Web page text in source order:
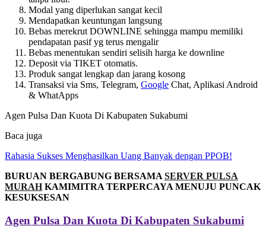
Modal yang diperlukan sangat kecil
Mendapatkan keuntungan langsung
Bebas merekrut DOWNLINE sehingga mampu memiliki
pendapatan pasif yg terus mengalir
Bebas menentukan sendiri selisih harga ke downline
Deposit via TIKET otomatis.
Produk sangat lengkap dan jarang kosong
Transaksi via Sms, Telegram, Google Chat, Aplikasi Android
& WhatApps
Agen Pulsa Dan Kuota Di Kabupaten Sukabumi
Baca juga
Rahasia Sukses Menghasilkan Uang Banyak dengan PPOB!
BURUAN BERGABUNG BERSAMA SERVER PULSA
MURAHKAMIMITRA TERPERCAYA MENUJU PUNCAK
KESUKSESAN
Agen Pulsa Dan Kuota Di Kabupaten Sukabumi